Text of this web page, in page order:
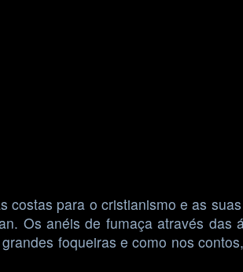
costas para o cristianismo e as
Os anéis de fumaça através das
foqueiras e como nos